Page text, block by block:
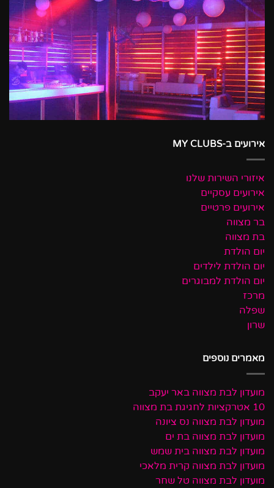
אירועים ב-MY CLUBS
איזורי השירות שלנו
אירועים עסקיים
אירועים פרטיים
בר מצווה
בת מצווה
יום הולדת
יום הולדת לילדים
יום הולדת למבוגרים
מרכז
שפלה
שרון
מאמרים נוספים
מועדון לבת מצווה באר יעקב
10 אטרקציות לחגיגת בת מצווה
מועדון לבת מצווה נס ציונה
מועדון לבת מצווה בת ים
מועדון לבת מצווה בית שמש
מועדון לבת מצווה קרית מלאכי
מועדון לבת מצווה טל שחר